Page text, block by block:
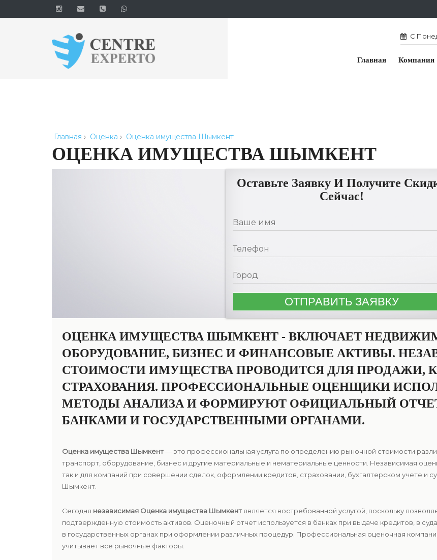
С
Главная Компания
Главная › Оценка › Оценка имущества Шымкент
ОЦЕНКА ИМУЩЕСТВА ШЫМКЕНТ
Оставьте Заявку И Получите
Сейчас!
ОЦЕНКА ИМУЩЕСТВА ШЫМКЕНТ - ВКЛЮЧАЕТ
ОБОРУДОВАНИЕ, БИЗНЕС И ФИНАНСОВЫЕ АКТИВЫ.
СТОИМОСТИ ИМУЩЕСТВА ПРОВОДИТСЯ ДЛЯ ПРОДАЖИ,
СТРАХОВАНИЯ. ПРОФЕССИОНАЛЬНЫЕ ОЦЕНЩИКИ
МЕТОДЫ АНАЛИЗА И ФОРМИРУЮТ ОФИЦИАЛЬНЫЙ
БАНКАМИ И ГОСУДАРСТВЕННЫМИ ОРГАНАМИ.
Оценка имущества Шымкент— это профессиональная услуга по определению рыночной стоимости
транспорт, оборудование, бизнес и другие материальные и нематериальные ценности. Независимая
так и для компаний при совершении сделок, оформлении кредитов, страховании, бухгалтерском учете и
Шымкент.
Сегодня независимая Оценка имущества Шымкент является востребованной услугой, поскольку
подтвержденную стоимость активов. Оценочный отчет используется в банках при выдаче кредитов, в
в государственных органах при оформлении различных процедур. Профессиональная оценочная
учитывает все рыночные факторы.